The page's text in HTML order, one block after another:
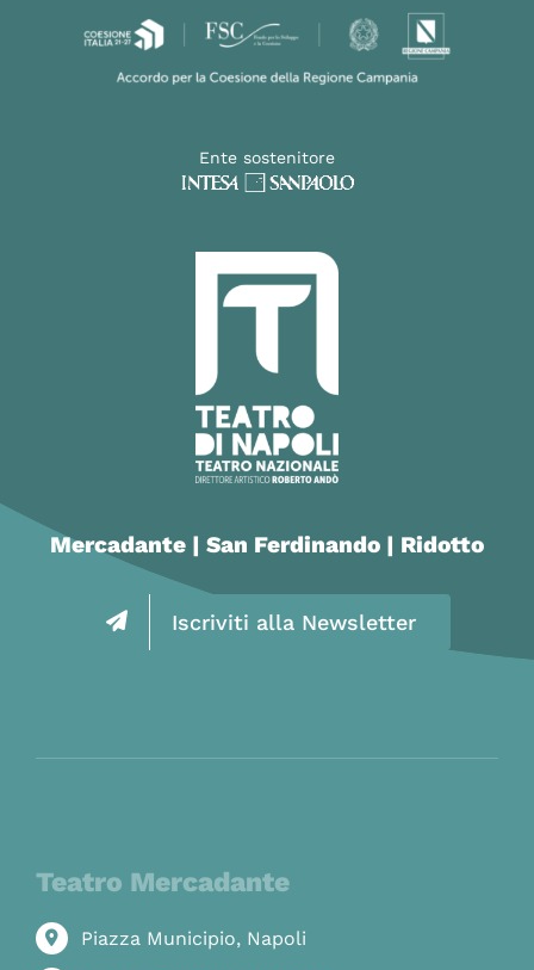
Ente sostenitore
Mercadante | San Ferdinando | Ridotto
Iscriviti alla Newsletter
Teatro Mercadante
Piazza Municipio, Napoli